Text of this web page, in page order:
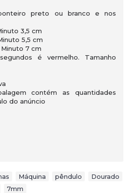
preto ou branco e nos
3,5 cm
5,5 cm
7 cm
é vermelho. Tamanho
contém as quantidades
do anúncio
Máquina pêndulo
Dourado
7mm